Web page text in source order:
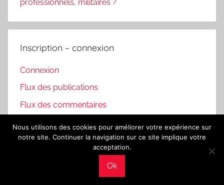
professionnels, militaires ?
Inscription – connexion
Connexion
Flux des publications
Flux des commentaires
WordPress Theme: Donovan by ThemeZee.
Nous utilisons des cookies pour améliorer votre expérience sur
notre site. Continuer la navigation sur ce site implique votre
acceptation.
Ok